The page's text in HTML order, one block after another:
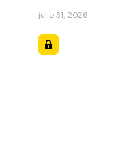
julio 31, 2026